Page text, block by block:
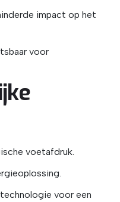
impact op het
voor
voetafdruk.
voor een